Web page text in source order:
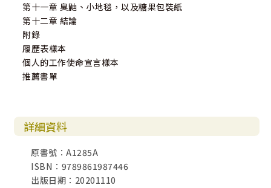
第十一章 臭鼬、小地毯，以及糖果包裝紙
第十二章 結論
附錄
履歷表樣本
個人的工作使命宣言樣本
推薦書單
詳細資料
原書號：A1285A
ISBN：9789861987446
出版日期：20201110